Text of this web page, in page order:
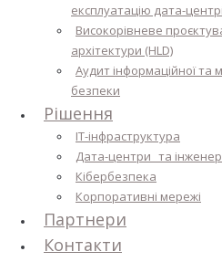
експлуатацію дата-
Високорівневе
архітектури (HLD)
Аудит інформаційної та
безпеки
Рішення
IT-інфраструктура
Дата-центри та
Кібербезпека
Корпоративні мережі
Партнери
Контакти